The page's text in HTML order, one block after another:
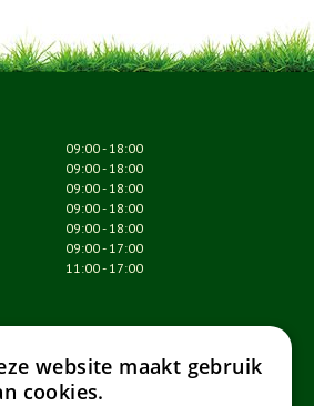
09:00 - 18:00
09:00 - 18:00
09:00 - 18:00
09:00 - 18:00
09:00 - 18:00
09:00 - 17:00
11:00 - 17:00
website maakt gebruik
cookies.